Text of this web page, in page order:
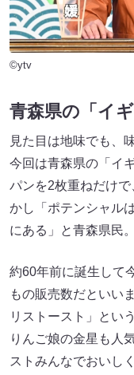
©ytv
青森県の「イ
見た目は地味でも、
今回は青森県の「イ
パンを2枚重ねだけ
かし「ポテンシャル
にある」と青森県民。
約60年前に誕生して
もの販売数だといい
リストースト」とい
りんご娘の金星も人
ストみんなでおいし